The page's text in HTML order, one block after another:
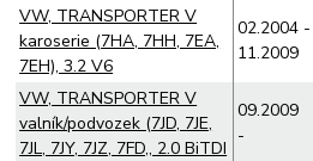
VW, TRANSPORTER V
karoserie (7HA, 7HH, 7EA,
7EH), 3.2 V6
02.2004 -
11.2009
VW, TRANSPORTER V
valník/podvozek (7JD, 7JE,
7JL, 7JY, 7JZ, 7FD,, 2.0 BiTDI
09.2009
-